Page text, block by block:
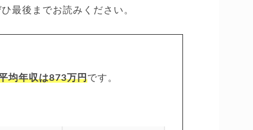
最後までお読みください。
均年収は873万円です。